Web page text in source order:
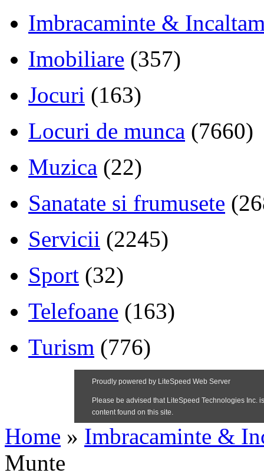
Imbracaminte &
Imobiliare (357)
Jocuri (163)
Locuri de munca (7660)
Muzica (22)
Sanatate si frumusete
Servicii (2245)
Sport (32)
Telefoane (163)
Turism (776)
Home » Imbracaminte &
Munte